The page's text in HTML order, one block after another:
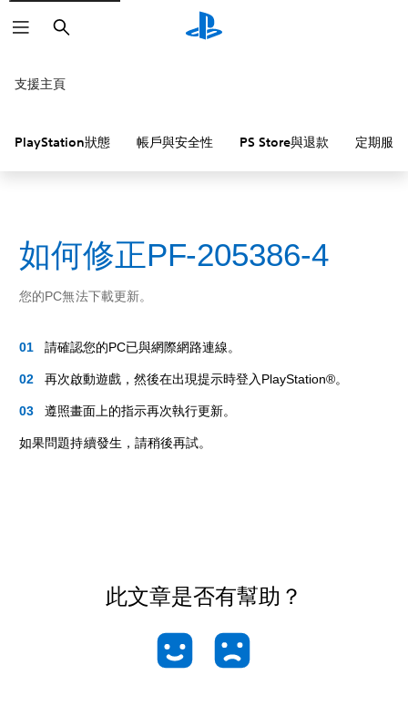
搜
尋
支援主頁
PlayStation狀態 帳戶與安全性 PS Store與退款 定期服務
如何修正PF-205386-4
您的PC無法下載更新。
請確認您的PC已與網際網路連線。
再次啟動遊戲，然後在出現提示時登入PlayStation®。
遵照畫面上的指示再次執行更新。
如果問題持續發生，請稍後再試。
此文章是否有幫助？